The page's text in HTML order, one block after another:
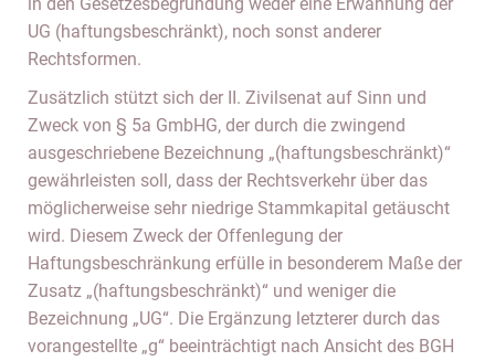
UG (haftungsbeschränkt), noch sonst anderer
Rechtsformen.
Zusätzlich stützt sich der II. Zivilsenat auf Sinn und
Zweck von § 5a GmbHG, der durch die zwingend
ausgeschriebene Bezeichnung „(haftungsbeschränkt)“
gewährleisten soll, dass der Rechtsverkehr über das
möglicherweise sehr niedrige Stammkapital getäuscht
wird. Diesem Zweck der Offenlegung der
Haftungsbeschränkung erfülle in besonderem Maße der
Zusatz „(haftungsbeschränkt)“ und weniger die
Bezeichnung „UG“. Die Ergänzung letzterer durch das
vorangestellte „g“ beeinträchtigt nach Ansicht des BGH